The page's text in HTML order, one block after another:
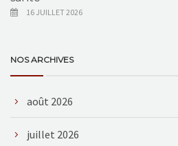
16 JUILLET 2026
NOS ARCHIVES
août 2026
juillet 2026